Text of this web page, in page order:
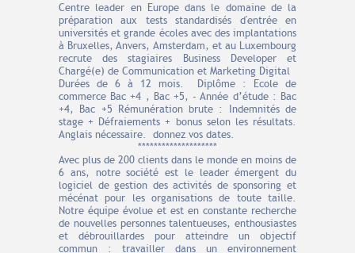
Centre leader en Europe dans le domaine de la
préparation aux tests standardisés d'entrée en
universités et grande écoles avec des implantations
à Bruxelles, Anvers, Amsterdam, et au Luxembourg
recrute des stagiaires Business Developer et
Chargé(e) de Communication et Marketing Digital
Durées de 6 à 12 mois. Diplôme : Ecole de
commerce Bac +4 , Bac +5, - Année d’étude : Bac
+4, Bac +5 Rémunération brute : Indemnités de
stage + Défraiements + bonus selon les résultats.
Anglais nécessaire. donnez vos dates.
********************
Avec plus de 200 clients dans le monde en moins de
6 ans, notre société est le leader émergent du
logiciel de gestion des activités de sponsoring et
mécénat pour les organisations de toute taille.
Notre équipe évolue et est en constante recherche
de nouvelles personnes talentueuses, enthousiastes
et débrouillardes pour atteindre un objectif
commun : travailler dans un environnement